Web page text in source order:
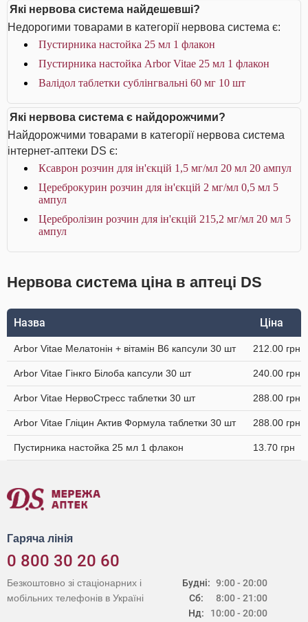
Які нервова система найдешевші?
Недорогими товарами в категорії нервова система є:
Пустирника настойка 25 мл 1 флакон
Пустирника настойка Arbor Vitae 25 мл 1 флакон
Валідол таблетки сублінгвальні 60 мг 10 шт
Які нервова система є найдорожчими?
Найдорожчими товарами в категорії нервова система
інтернет-аптеки DS є:
Ксаврон розчин для ін'єкцій 1,5 мг/мл 20 мл 20 ампул
Цереброкурин розчин для ін'єкцій 2 мг/мл 0,5 мл 5
ампул
Церебролізин розчин для ін'єкцій 215,2 мг/мл 20 мл 5
ампул
Нервова система ціна в аптеці DS
Назва Ціна
Arbor Vitae Мелатонін + вітамін В6 капсули 30 шт 212.00 грн
Arbor Vitae Гінкго Білоба капсули 30 шт 240.00 грн
Arbor Vitae НервоСтресс таблетки 30 шт 288.00 грн
Arbor Vitae Гліцин Актив Формула таблетки 30 шт 288.00 грн
Пустирника настойка 25 мл 1 флакон 13.70 грн
Гаряча лінія
0 800 30 20 60
Будні:
Сб:
Нд:
9:00 - 20:00
8:00 - 21:00
10:00 - 20:00
Безкоштовно зі стаціонарних і
мобільних телефонів в Україні